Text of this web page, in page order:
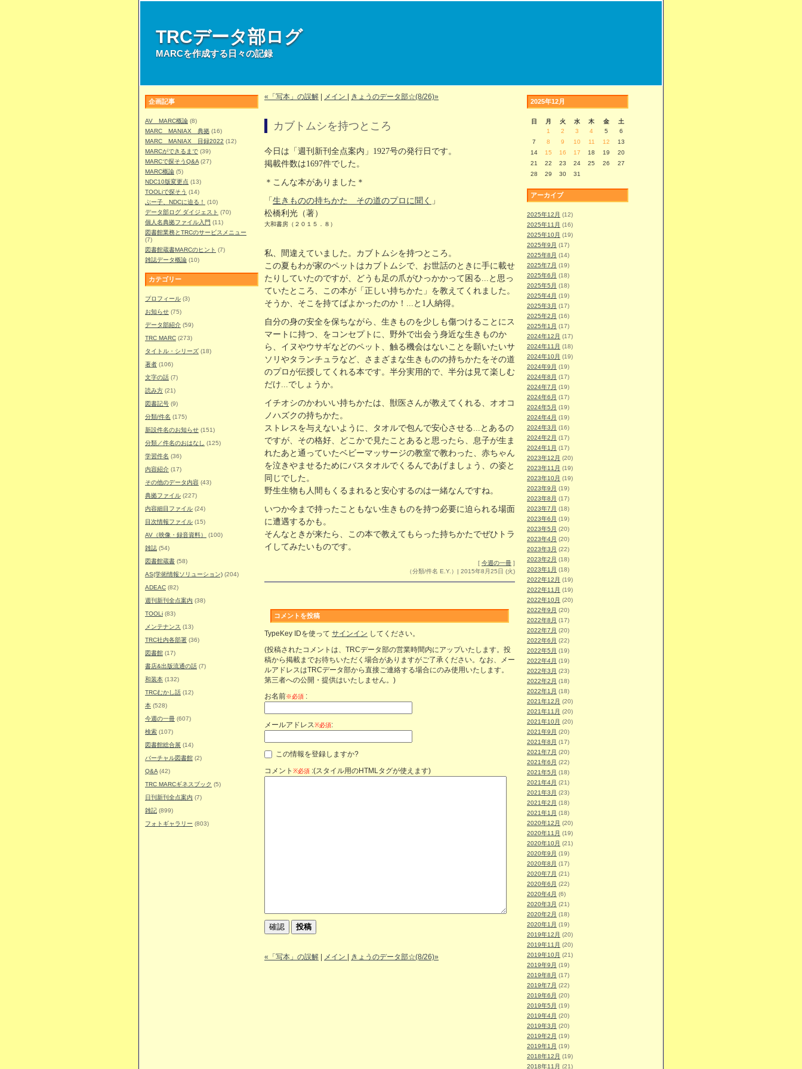
TRCデータ部ログ
MARCを作成する日々の記録
企画記事
AV MARC概論 (8)
MARC MANIAX 典拠 (16)
MARC MANIAX 目録2022 (12)
MARCができるまで (39)
MARCで探そうQ&A (27)
MARC概論 (5)
NDC10版変更点 (13)
TOOLiで探そう (14)
ぶー子、NDCに迫る！
(10)
データ部ログ ダイジェスト (70)
個人名典拠ファイル入門 (11)
図書館業務とTRCのサービスメニュー
(7)
図書館蔵書MARCのヒント (7)
雑誌データ概論 (10)
カテゴリー
プロフィール (3)
お知らせ (75)
データ部紹介 (59)
TRC MARC (273)
タイトル・シリーズ (18)
著者 (106)
文字の話 (7)
読み方 (21)
図書記号 (9)
分類/件名 (175)
新設件名のお知らせ (151)
分類／件名のおはなし
(125)
学習件名 (36)
内容紹介 (17)
その他のデータ内容 (43)
典拠ファイル (227)
内容細目ファイル (24)
目次情報ファイル (15)
AV（映像・録音資料）
(100)
雑誌 (54)
図書館蔵書 (58)
AS(学術情報ソリューション) (204)
ADEAC (82)
週刊新刊全点案内 (38)
TOOLi (83)
メンテナンス (13)
TRC社内各部署 (36)
図書館 (17)
書店&出版流通の話 (7)
和装本 (132)
TRCむかし話 (12)
本 (528)
今週の一冊 (607)
検索 (107)
図書館総合展 (14)
バーチャル図書館 (2)
Q&A (42)
TRC MARCギネスブック (5)
日刊新刊全点案内 (7)
雑記 (899)
フォトギャラリー (803)
«「写本」の誤解 メイン きょうのデータ部☆(8/26)»
カブトムシを持つところ
今日は「週刊新刊全点案内」1927号の発行日です。
掲載件数は1697件でした。
＊こんな本がありました＊
「 生きものの持ちかた その道のプロに聞く
」
松橋利光（著）
大和書房（２０１５．８）
私、間違えていました。カブトムシを持つところ。
この夏もわが家のペットはカブトムシで、お世話のときに手に載せ
たりしていたのですが、どうも足の爪がひっかかって困る...と思っ
ていたところ、この本が「正しい持ちかた」を教えてくれました。
そうか、そこを持てばよかったのか！...と1人納得。
自分の身の安全を保ちながら、生きものを少しも傷つけることにス
マートに持つ、をコンセプトに、野外で出会う身近な生きものか
ら、イヌやウサギなどのペット、触る機会はないことを願いたいサ
ソリやタランチュラなど、さまざまな生きものの持ちかたをその道
のプロが伝授してくれる本です。半分実用的で、半分は見て楽しむ
だけ...でしょうか。
イチオシのかわいい持ちかたは、獣医さんが教えてくれる、オオコ
ノハズクの持ちかた。
ストレスを与えないように、タオルで包んで安心させる...とあるの
ですが、その格好、どこかで見たことあると思ったら、息子が生ま
れたあと通っていたベビーマッサージの教室で教わった、赤ちゃん
を泣きやませるためにバスタオルでくるんであげましょう、の姿と
同じでした。
野生生物も人間もくるまれると安心するのは一緒なんですね。
いつか今まで持ったこともない生きものを持つ必要に迫られる場面
に遭遇するかも。
そんなときが来たら、この本で教えてもらった持ちかたでぜひトラ
イしてみたいものです。
[ 今週の一冊 ]
（分類/件名 E.Y.）| 2015年8月25日 (火)
コメントを投稿
TypeKey IDを使って サインイン してください。
(投稿されたコメントは、TRCデータ部の営業時間内にアップいたします。投
稿から掲載までお待ちいただく場合がありますがご了承ください。なお、メー
ルアドレスはTRCデータ部から直接ご連絡する場合にのみ使用いたします。
第三者への公開・提供はいたしません。)
お名前※必須 :
メールアドレス※必須:
この情報を登録しますか?
コメント ※必須 :(スタイル用のHTMLタグが使えます)
«「写本」の誤解 メイン きょうのデータ部☆(8/26)»
2025年12月
日 月 火 水 木 金
土
1
2 3 4 5
6
7
8 9 10 11 12
13
14
15 16 17 18 19
20
21
22 23 24 25 26
27
28
29 30 31
アーカイブ
2025年12月 (12)
2025年11月 (16)
2025年10月 (19)
2025年9月 (17)
2025年8月 (14)
2025年7月 (19)
2025年6月 (18)
2025年5月 (18)
2025年4月 (19)
2025年3月 (17)
2025年2月 (16)
2025年1月 (17)
2024年12月 (17)
2024年11月 (18)
2024年10月 (19)
2024年9月 (19)
2024年8月 (17)
2024年7月 (19)
2024年6月 (17)
2024年5月 (19)
2024年4月 (19)
2024年3月 (16)
2024年2月 (17)
2024年1月 (17)
2023年12月 (20)
2023年11月 (19)
2023年10月 (19)
2023年9月 (19)
2023年8月 (17)
2023年7月 (18)
2023年6月 (19)
2023年5月 (20)
2023年4月 (20)
2023年3月 (22)
2023年2月 (18)
2023年1月 (18)
2022年12月 (19)
2022年11月 (19)
2022年10月 (20)
2022年9月 (20)
2022年8月 (17)
2022年7月 (20)
2022年6月 (22)
2022年5月 (19)
2022年4月 (19)
2022年3月 (23)
2022年2月 (18)
2022年1月 (18)
2021年12月 (20)
2021年11月 (20)
2021年10月 (20)
2021年9月 (20)
2021年8月 (17)
2021年7月 (20)
2021年6月 (22)
2021年5月 (18)
2021年4月 (21)
2021年3月 (23)
2021年2月 (18)
2021年1月 (18)
2020年12月 (20)
2020年11月 (19)
2020年10月 (21)
2020年9月 (19)
2020年8月 (17)
2020年7月 (21)
2020年6月 (22)
2020年4月 (6)
2020年3月 (21)
2020年2月 (18)
2020年1月 (19)
2019年12月 (20)
2019年11月 (20)
2019年10月 (21)
2019年9月 (19)
2019年8月 (17)
2019年7月 (22)
2019年6月 (20)
2019年5月 (19)
2019年4月 (20)
2019年3月 (20)
2019年2月 (19)
2019年1月 (19)
2018年12月 (19)
2018年11月 (21)